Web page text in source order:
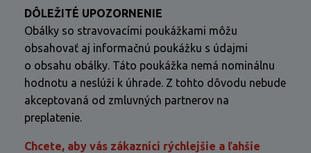
DÔLEŽITÉ UPOZORNENIE
Obálky so stravovacími poukážkami môžu
obsahovať aj informačnú poukážku s údajmi
o obsahu obálky. Táto poukážka nemá nominálnu
hodnotu a neslúži k úhrade. Z tohto dôvodu nebude
akceptovaná od zmluvných partnerov na
preplatenie.
Chcete, aby vás zákazníci rýchlejšie a ľahšie